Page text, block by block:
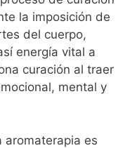
la imposición de
del cuerpo,
energía vital a
curación al traer
mental y
aromaterapia es